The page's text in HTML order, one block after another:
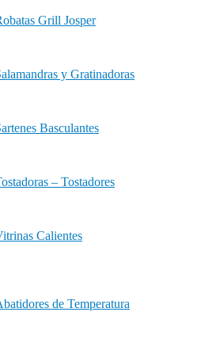
Grill Josper
y Gratinadoras
Basculantes
– Tostadores
Calientes
de Temperatura